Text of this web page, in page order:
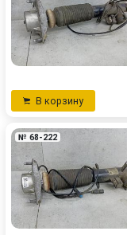
В корзину
№ 68-222